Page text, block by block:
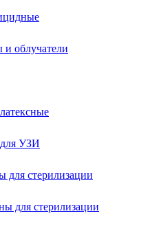
и облучатели
УЗИ
для стерилизации
для стерилизации